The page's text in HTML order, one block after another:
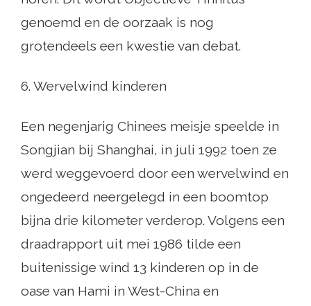
genoemd en de oorzaak is nog
grotendeels een kwestie van debat.
6. Wervelwind kinderen
Een negenjarig Chinees meisje speelde in
Songjian bij Shanghai, in juli 1992 toen ze
werd weggevoerd door een wervelwind en
ongedeerd neergelegd in een boomtop
bijna drie kilometer verderop. Volgens een
draadrapport uit mei 1986 tilde een
buitenissige wind 13 kinderen op in de
oase van Hami in West-China en